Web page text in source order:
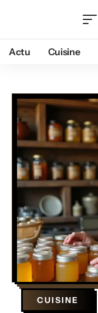
Actu Cuisine
CUISINE